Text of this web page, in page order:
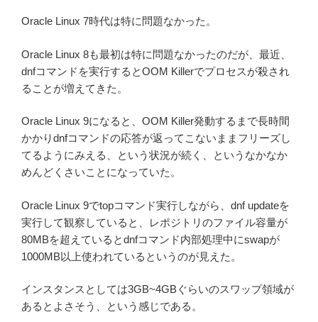
Oracle Linux 7時代は特に問題なかった。
Oracle Linux 8も最初は特に問題なかったのだが、最近、
dnfコマンドを実行するとOOM Killerでプロセスが殺され
ることが増えてきた。
Oracle Linux 9になると、OOM Killer発動するまで長時間
かかりdnfコマンドの応答が返ってこないままフリーズし
てるようにみえる、という状況が続く、というなかなか
めんどくさいことになっていた。
Oracle Linux 9でtopコマンド実行しながら、dnf updateを
実行して観察していると、レポジトリのファイル容量が
80MBを超えているとdnfコマンド内部処理中にswapが
1000MB以上使われているというのが見えた。
インスタンスとしては3GB~4GBぐらいのスワップ領域が
あるとよさそう、という感じである。